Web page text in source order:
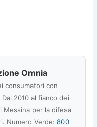
Omnia
consumatori con
2010 al fianco dei
Messina per la difesa
Numero Verde:800